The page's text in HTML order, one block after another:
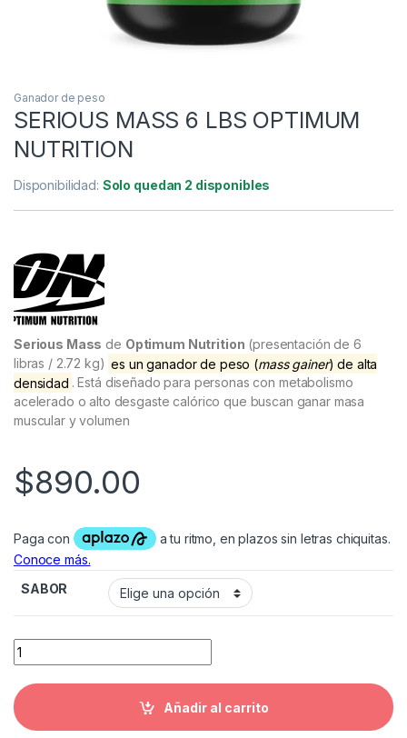
Ganador de peso
SERIOUS MASS 6 LBS OPTIMUM
NUTRITION
Disponibilidad: Solo quedan 2 disponibles
Serious Mass de Optimum Nutrition (presentación de 6
libras / 2.72 kg) es un ganador de peso (mass gainer) de alta
densidad . Está diseñado para personas con metabolismo
acelerado o alto desgaste calórico que buscan ganar masa
muscular y volumen
$890.00
SABOR
SERIOUS MASS 6 LBS OPTIMUM NUTRITION cantidad
Añadir al carrito